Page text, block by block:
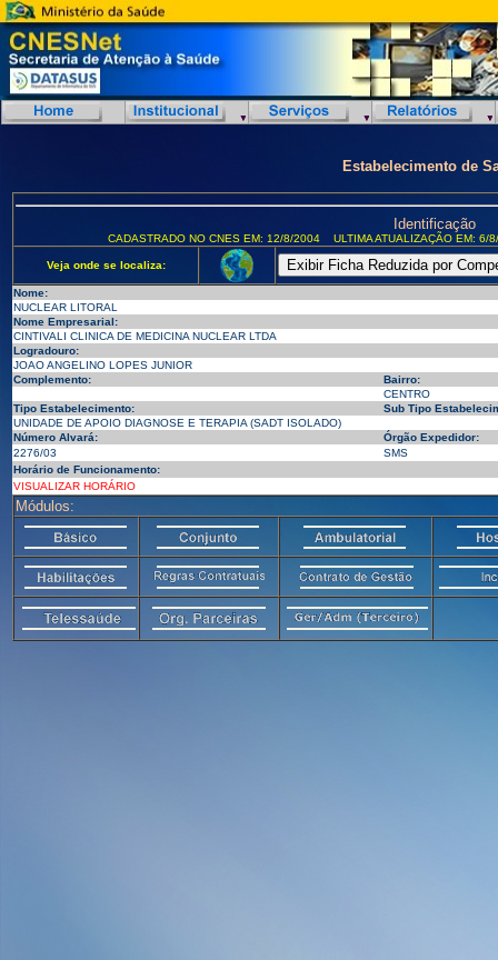
Estabelecimento de
Identificação
CADASTRADO NO CNES EM: 12/8/2004 ULTIMA ATUALIZAÇÃO EM:
Veja onde se localiza:
Nome:
NUCLEAR LITORAL
Nome Empresarial:
CINTIVALI CLINICA DE MEDICINA NUCLEAR LTDA
Logradouro:
JOAO ANGELINO LOPES JUNIOR
Complemento:
Bairro:
CENTRO
Tipo Estabelecimento:
Sub Tipo
UNIDADE DE APOIO DIAGNOSE E TERAPIA (SADT ISOLADO)
Número Alvará:
Órgão Expedidor:
2276/03
SMS
Horário de Funcionamento:
VISUALIZAR HORÁRIO
Módulos: